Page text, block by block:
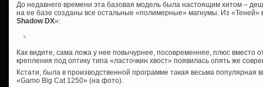
До недавнего времени эта базовая модель была настоящим хитом –
на ее базе созданы все остальные «полимерные» магнумы. Из «Теней»
Shadow DX»:
Как видите, сама ложа у нее повычурнее, посовременнее, плюс вместо
крепления под оптику типа «ласточкин хвост» появилась опять же
Кстати, была в производственной программе такая весьма популярная
«Gamo Big Cat 1250» (на фото).